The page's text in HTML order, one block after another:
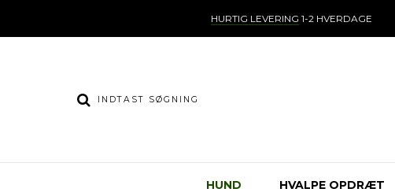
HURTIG LEVERING 1-2 HVERDAGE
HUND HVALPE OPDRÆT